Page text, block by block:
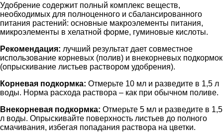
Удобрение содержит полный комплекс веществ,
необходимых для полноценного и сбалансированного
питания растений: основные макроэлементы питания,
микроэлементы в хелатной форме, гуминовые кислоты.
Рекомендация: лучший результат дает совместное
использование корневых (полив) и внекорневых подкормок
(опрыскивание листьев раствором удобрения).
Корневая подкормка: Отмерьте 10 мл и разведите в 1,5 л
воды. Норма расхода раствора – как при обычном поливе.
Внекорневая подкормка: Отмерьте 5 мл и разведите в 1,5
л воды. Опрыскивайте поверхность листьев до полного
смачивания, избегая попадания раствора на цветки.